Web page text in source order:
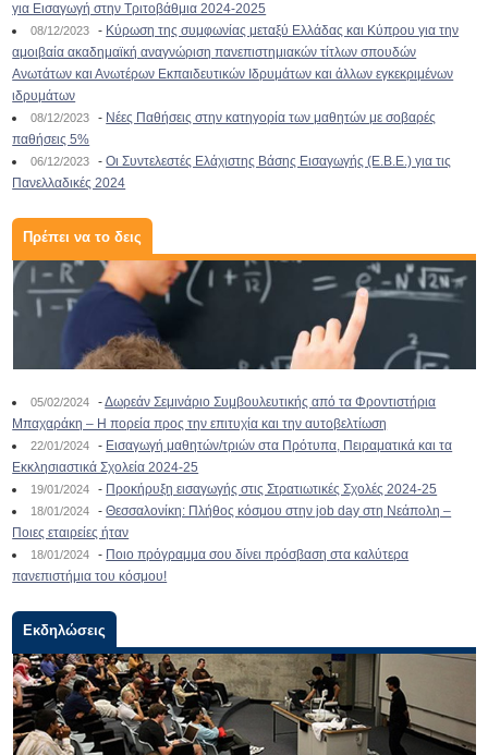
για Εισαγωγή στην Τριτοβάθμια 2024-2025
08/12/2023 - Κύρωση της συμφωνίας μεταξύ Ελλάδας και Κύπρου για την
αμοιβαία ακαδημαϊκή αναγνώριση πανεπιστημιακών τίτλων σπουδών
Ανωτάτων και Ανωτέρων Εκπαιδευτικών Ιδρυμάτων και άλλων εγκεκριμένων
ιδρυμάτων
08/12/2023 - Νέες Παθήσεις στην κατηγορία των μαθητών με σοβαρές
παθήσεις 5%
06/12/2023 -Οι Συντελεστές Ελάχιστης Βάσης Εισαγωγής (Ε.Β.Ε.) για τις
Πανελλαδικές 2024
Πρέπει να το δεις
05/02/2024 -Δωρεάν Σεμινάριο Συμβουλευτικής από τα Φροντιστήρια
Μπαχαράκη – Η πορεία προς την επιτυχία και την αυτοβελτίωση
22/01/2024 - Εισαγωγή μαθητών/τριών στα Πρότυπα, Πειραματικά και τα
Εκκλησιαστικά Σχολεία 2024-25
19/01/2024 - Προκήρυξη εισαγωγής στις Στρατιωτικές Σχολές 2024-25
18/01/2024 -Θεσσαλονίκη: Πλήθος κόσμου στην job day στη Νεάπολη –
Ποιες εταιρείες ήταν
18/01/2024 - Ποιο πρόγραμμα σου δίνει πρόσβαση στα καλύτερα
πανεπιστήμια του κόσμου!
Εκδηλώσεις